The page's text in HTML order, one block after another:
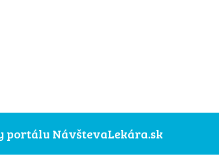
portálu NávštevaLekára.sk